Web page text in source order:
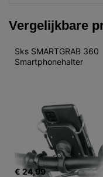
Vergelijkbare
Sks SMARTGRAB 360
Smartphonehalter
€ 24,99